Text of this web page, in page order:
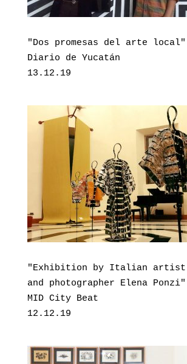
"Dos promesas del arte local"
Diario de Yucatán
13.12.19
"Exhibition by Italian artist
and photographer Elena Ponzi"
MID City Beat
12.12.19